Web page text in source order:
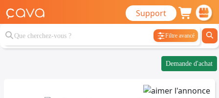
Support
Filtre avancé
Demande d'achat